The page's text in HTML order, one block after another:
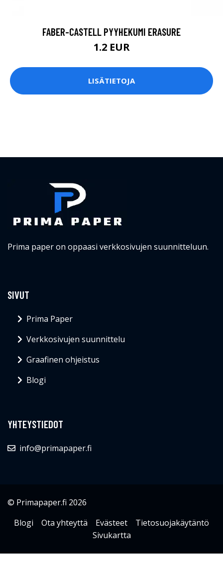
FABER-CASTELL PYYHEKUMI ERASURE
1.2 EUR
LISÄTIETOJA
Prima paper on oppaasi verkkosivujen suunnitteluun.
SIVUT
Prima Paper
Verkkosivujen suunnittelu
Graafinen ohjeistus
Blogi
YHTEYSTIEDOT
info@primapaper.fi
© Primapaper.fi 2026
Blogi
Ota yhteyttä Evästeet
Tietosuojakäytäntö
Sivukartta